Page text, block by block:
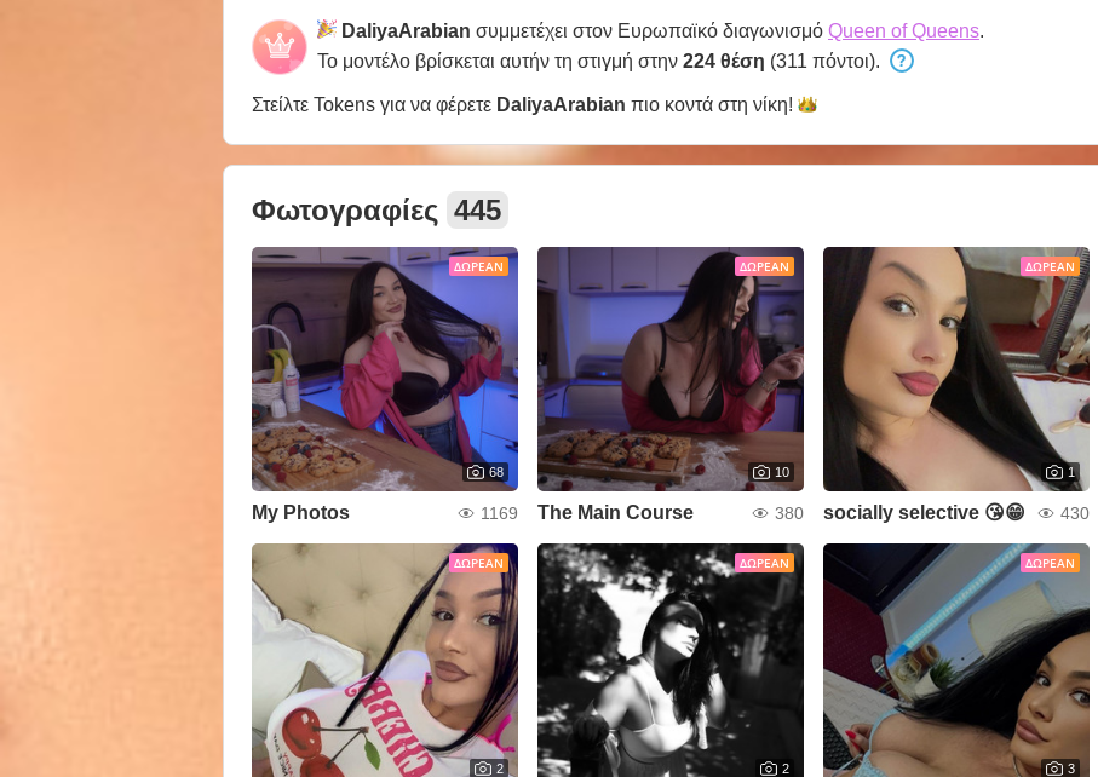
DaliyaArabian συμμετέχει στον Ευρωπαϊκό διαγωνισμό Queen of Queens.
Το μοντέλο βρίσκεται αυτήν τη στιγμή στην 224 θέση (311 πόντοι).
Στείλτε Tokens για να φέρετε DaliyaArabian πιο κοντά στη νίκη!
Φωτογραφίες 445
ΔΩΡΕΆΝ
68
My Photos 1169
ΔΩΡΕΆΝ
10
The Main Course 380
ΔΩΡΕΆΝ
1
socially selective 😘😁 430
ΔΩΡΕΆΝ
2
ΔΩΡΕΆΝ
2
ΔΩΡΕΆΝ
3